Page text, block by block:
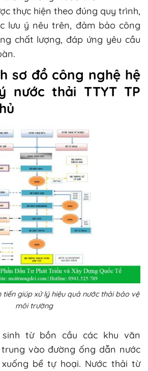
thực hiện theo đúng quy trình,
lưu ý nêu trên, đảm bảo công
chất lượng, đáp ứng yêu cầu
sơ đồ công nghệ hệ
nước thải TTYT TP
tiến giúp xử lý hiệu quả nước thải bảo vệ
môi trường
từ bồn cầu các khu văn
vào đường ống dẫn nước
bể tự hoại. Nước thải từ